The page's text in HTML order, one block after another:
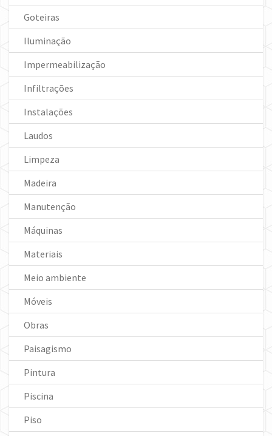
Goteiras
Iluminação
Impermeabilização
Infiltrações
Instalações
Laudos
Limpeza
Madeira
Manutenção
Máquinas
Materiais
Meio ambiente
Móveis
Obras
Paisagismo
Pintura
Piscina
Piso